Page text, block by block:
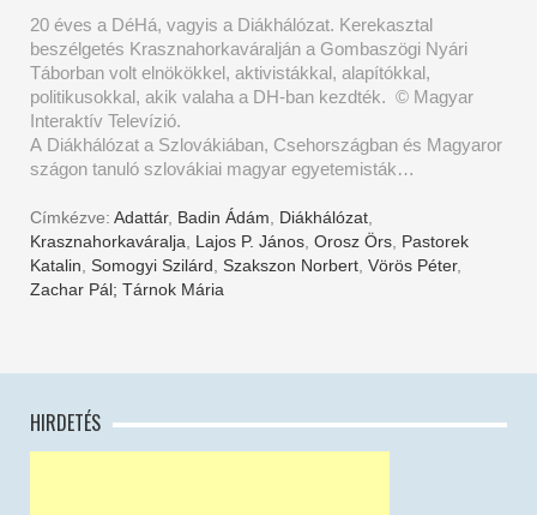
20 éves a DéHá, vagyis a Diákhálózat. Kerekasztal
beszélgetés Krasznahorkaváralján a Gombaszögi Nyári
Táborban volt elnökökkel, aktivistákkal, alapítókkal,
politikusokkal, akik valaha a DH-ban kezdték. © Magyar
Interaktív Televízió.
A Diákhálózat a Szlovákiában, Csehországban és Magyaror
szágon tanuló szlovákiai magyar egyetemisták…
Címkézve: Adattár, Badin Ádám, Diákhálózat,
Krasznahorkaváralja, Lajos P. János, Orosz Örs, Pastorek
Katalin, Somogyi Szilárd, Szakszon Norbert, Vörös Péter,
Zachar Pál; Tárnok Mária
HIRDETÉS